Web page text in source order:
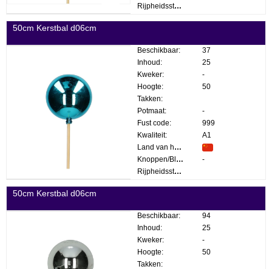
Rijpheidsstadium:
50cm Kerstbal d06cm
Beschikbaar:
37
Inhoud:
25
Kweker:
-
Hoogte:
50
Takken:
Potmaat:
-
Fust code:
999
Kwaliteit:
A1
Land van herkomst:
Knoppen/Bloemen:
-
Rijpheidsstadium:
50cm Kerstbal d06cm
Beschikbaar:
94
Inhoud:
25
Kweker:
-
Hoogte:
50
Takken: